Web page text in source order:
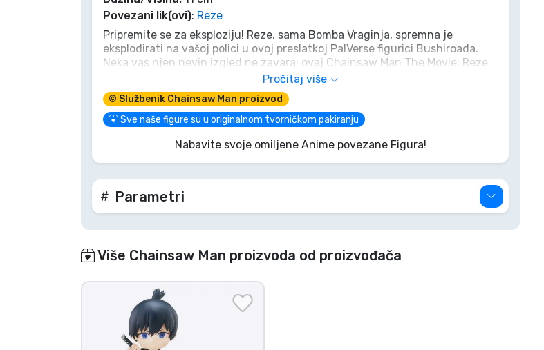
Povezani lik(ovi): Reze
Pripremite se za eksploziju! Reze, sama Bomba Vraginja, spremna je
eksplodirati na vašoj polici u ovoj preslatkoj PalVerse figurici Bushiroada.
Neka vas njen nevin izgled ne zavara; ovaj Chainsaw Man The Movie: Reze
Arc kolekcionarski predmet ima udarac! Zgrabite svoj prije nego što
zauvijek eksplodira!
Pročitaj više
© Službenik Chainsaw Man proizvod
Sve naše figure su u originalnom tvorničkom pakiranju
Nabavite svoje omiljene Anime povezane Figura!
Parametri
Više Chainsaw Man proizvoda od proizvođača
Vrste proizvoda